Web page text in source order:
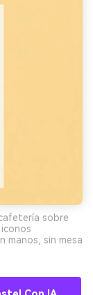
sobre
manos, sin mesa